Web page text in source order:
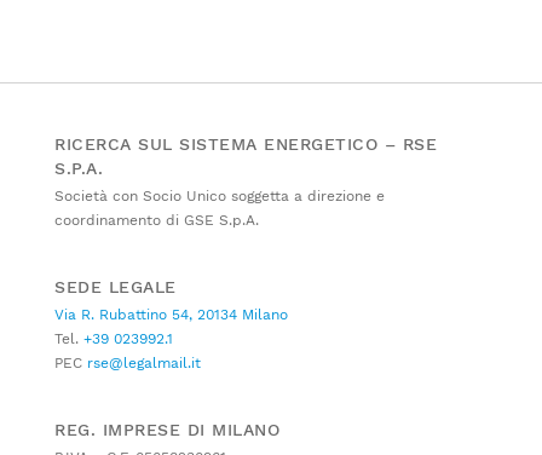
RICERCA SUL SISTEMA ENERGETICO – RSE
S.P.A.
Società con Socio Unico soggetta a direzione e
coordinamento di GSE S.p.A.
SEDE LEGALE
Via R. Rubattino 54, 20134 Milano
Tel. +39 023992.1
PEC rse@legalmail.it
REG. IMPRESE DI MILANO